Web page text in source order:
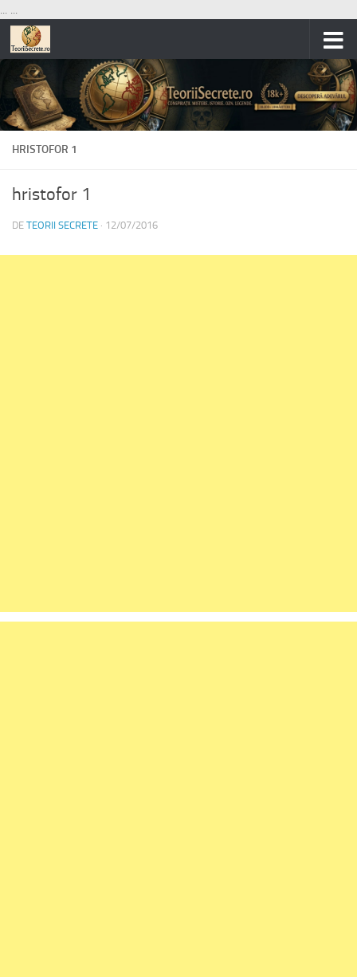
... ...
Skip to content
HRISTOFOR 1
hristofor 1
DE TEORII SECRETE · 12/07/2016